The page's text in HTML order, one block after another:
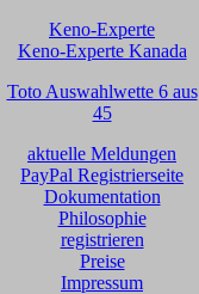
Keno-Experte
Keno-Experte Kanada
Toto Auswahlwette 6 aus
45
aktuelle Meldungen
PayPal Registrierseite
Dokumentation
Philosophie
registrieren
Preise
Impressum